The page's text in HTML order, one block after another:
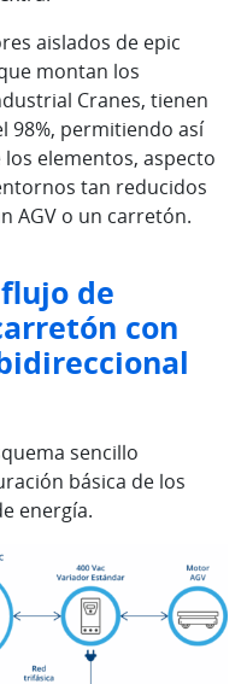
aislados de epic
montan los
Cranes, tienen
98%, permitiendo así
elementos, aspecto
tan reducidos
AGV o un carretón.
de
con
sencillo
básica de los
energía.